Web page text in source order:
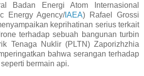
Badan Energi Atom Internasional
Energy Agency/IAEA) Rafael Grossi
keprihatinan serius terkait
terhadap sebuah bangunan turbin
Tenaga Nuklir (PLTN) Zaporizhzhia
bahwa serangan terhadap
bermain api.